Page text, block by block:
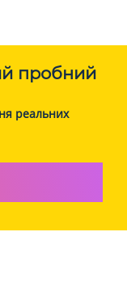
пробний
реальних